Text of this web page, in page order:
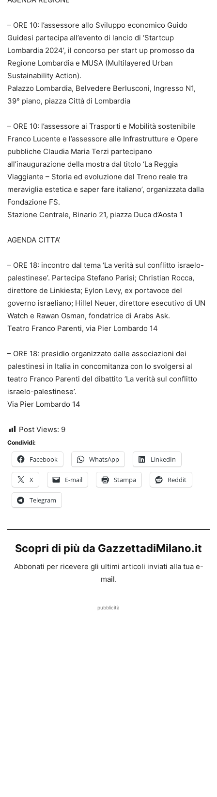
– ORE 10: l’assessore allo Sviluppo economico Guido
Guidesi partecipa all’evento di lancio di ‘Startcup
Lombardia 2024’, il concorso per start up promosso da
Regione Lombardia e MUSA (Multilayered Urban
Sustainability Action).
Palazzo Lombardia, Belvedere Berlusconi, Ingresso N1,
39° piano, piazza Città di Lombardia
– ORE 10: l’assessore ai Trasporti e Mobilità sostenibile
Franco Lucente e l’assessore alle Infrastrutture e Opere
pubbliche Claudia Maria Terzi partecipano
all’inaugurazione della mostra dal titolo ‘La Reggia
Viaggiante – Storia ed evoluzione del Treno reale tra
meraviglia estetica e saper fare italiano’, organizzata dalla
Fondazione FS.
Stazione Centrale, Binario 21, piazza Duca d’Aosta 1
AGENDA CITTA’
– ORE 18: incontro dal tema ‘La verità sul conflitto israelo-
palestinese’. Partecipa Stefano Parisi; Christian Rocca,
direttore de Linkiesta; Eylon Levy, ex portavoce del
governo israeliano; Hillel Neuer, direttore esecutivo di UN
Watch e Rawan Osman, fondatrice di Arabs Ask.
Teatro Franco Parenti, via Pier Lombardo 14
– ORE 18: presidio organizzato dalle associazioni dei
palestinesi in Italia in concomitanza con lo svolgersi al
teatro Franco Parenti del dibattito ‘La verità sul conflitto
israelo-palestinese’.
Via Pier Lombardo 14
Post Views: 9
Condividi:
Facebook WhatsApp LinkedIn
X E-mail Stampa Reddit
Telegram
Scopri di più da GazzettadiMilano.it
Abbonati per ricevere gli ultimi articoli inviati alla tua e-
mail.
pubblicità